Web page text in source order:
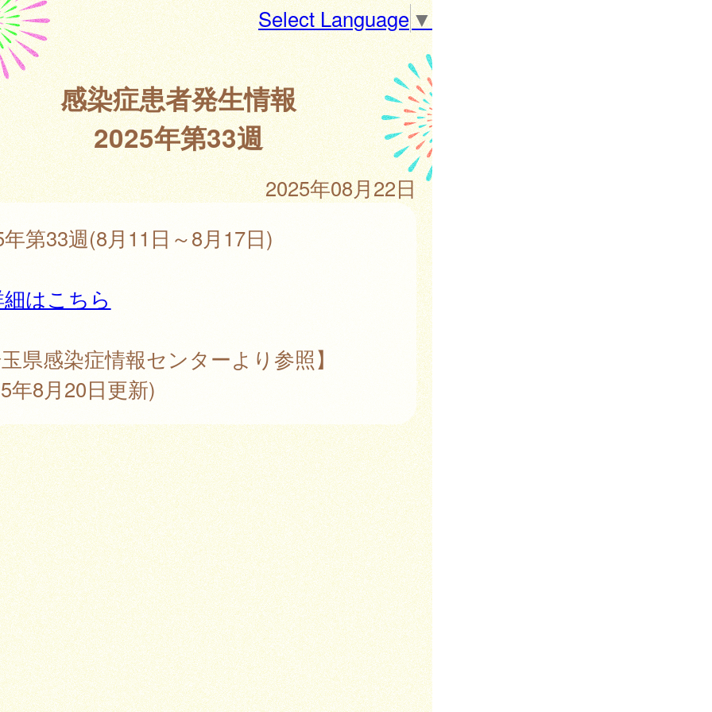
Select Language▼
感染症患者発生情報
2025年第33週
2025年08月22日
第33週(8月11日～8月17日)
はこちら
県感染症情報センターより参照】
年8月20日更新)